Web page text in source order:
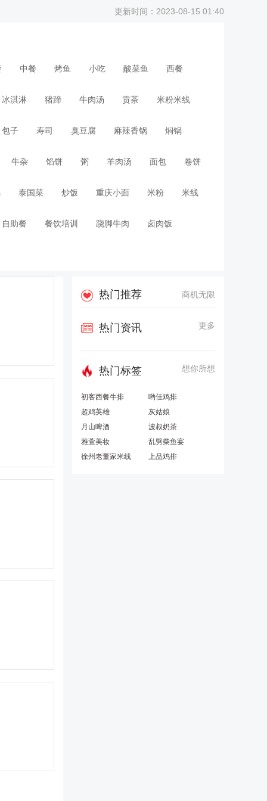
更新时间：2023-08-15 01:40
中餐 烤鱼 小吃 酸菜鱼 西餐
冰淇淋 猪蹄 牛肉汤 贡茶 米粉米线
包子 寿司 臭豆腐 麻辣香锅 焖锅
牛杂 馅饼 粥 羊肉汤 面包 卷饼
泰国菜 炒饭 重庆小面 米粉 米线
自助餐 餐饮培训 跷脚牛肉 卤肉饭
热门推荐 商机无限
热门资讯 更多
热门标签 想你所想
初客西餐牛排
哟佳鸡排
超鸡英雄
灰姑娘
月山啤酒
波叔奶茶
雅萱美妆
乱劈柴鱼宴
徐州老董家米线
上品鸡排